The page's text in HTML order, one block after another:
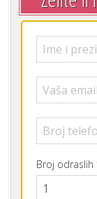
Broj odraslih